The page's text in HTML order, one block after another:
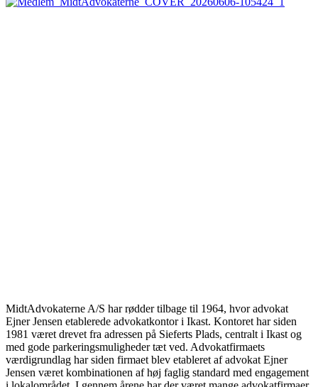
MidtAdvokaterne A/S har rødder tilbage til 1964, hvor advokat
Ejner Jensen etablerede advokatkontor i Ikast. Kontoret har siden
1981 været drevet fra adressen på Sieferts Plads, centralt i Ikast og
med gode parkeringsmuligheder tæt ved. Advokatfirmaets
værdigrundlag har siden firmaet blev etableret af advokat Ejner
Jensen været kombinationen af høj faglig standard med engagement